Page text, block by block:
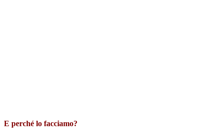
E perché lo facciamo?